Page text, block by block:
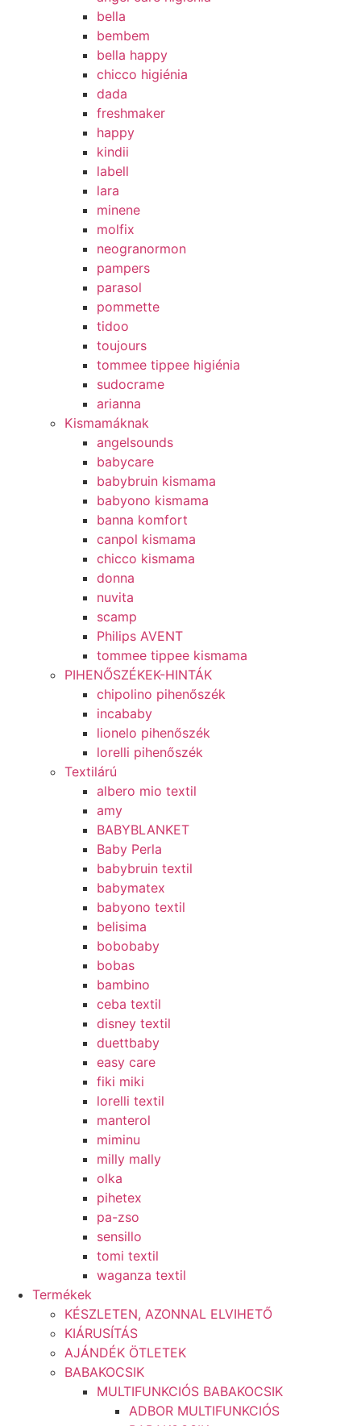
bella
bembem
bella happy
chicco higiénia
dada
freshmaker
happy
kindii
labell
lara
minene
molfix
neogranormon
pampers
parasol
pommette
tidoo
toujours
tommee tippee higiénia
sudocrame
arianna
Kismamáknak
angelsounds
babycare
babybruin kismama
babyono kismama
banna komfort
canpol kismama
chicco kismama
donna
nuvita
scamp
Philips AVENT
tommee tippee kismama
PIHENŐSZÉKEK-HINTÁK
chipolino pihenőszék
incababy
lionelo pihenőszék
lorelli pihenőszék
Textilárú
albero mio textil
amy
BABYBLANKET
Baby Perla
babybruin textil
babymatex
babyono textil
belisima
bobobaby
bobas
bambino
ceba textil
disney textil
duettbaby
easy care
fiki miki
lorelli textil
manterol
miminu
milly mally
olka
pihetex
pa-zso
sensillo
tomi textil
waganza textil
Termékek
KÉSZLETEN, AZONNAL ELVIHETŐ
KIÁRUSÍTÁS
AJÁNDÉK ÖTLETEK
BABAKOCSIK
MULTIFUNKCIÓS BABAKOCSIK
ADBOR MULTIFUNKCIÓS